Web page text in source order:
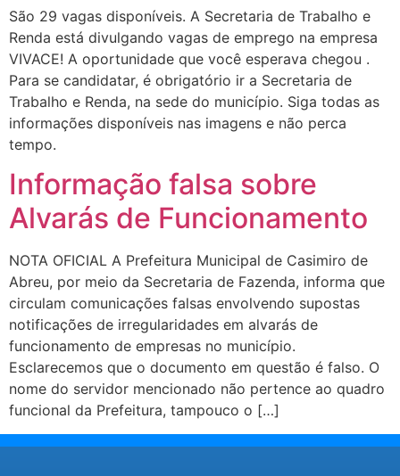
São 29 vagas disponíveis. A Secretaria de Trabalho e
Renda está divulgando vagas de emprego na empresa
VIVACE! A oportunidade que você esperava chegou .
Para se candidatar, é obrigatório ir a Secretaria de
Trabalho e Renda, na sede do município. Siga todas as
informações disponíveis nas imagens e não perca
tempo.
Informação falsa sobre
Alvarás de Funcionamento
NOTA OFICIAL A Prefeitura Municipal de Casimiro de
Abreu, por meio da Secretaria de Fazenda, informa que
circulam comunicações falsas envolvendo supostas
notificações de irregularidades em alvarás de
funcionamento de empresas no município.
Esclarecemos que o documento em questão é falso. O
nome do servidor mencionado não pertence ao quadro
funcional da Prefeitura, tampouco o […]